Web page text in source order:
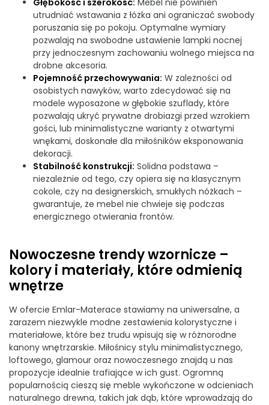
utrudniać wstawania z łóżka ani ograniczać swobody
poruszania się po pokoju. Optymalne wymiary
pozwalają na swobodne ustawienie lampki nocnej
przy jednoczesnym zachowaniu wolnego miejsca na
drobne akcesoria.
Pojemność przechowywania: W zależności od
osobistych nawyków, warto zdecydować się na
modele wyposażone w głębokie szuflady, które
pozwalają ukryć prywatne drobiazgi przed wzrokiem
gości, lub minimalistyczne warianty z otwartymi
wnękami, doskonałe dla miłośników eksponowania
dekoracji.
Stabilność konstrukcji: Solidna podstawa –
niezależnie od tego, czy opiera się na klasycznym
cokole, czy na designerskich, smukłych nóżkach –
gwarantuje, że mebel nie chwieje się podczas
energicznego otwierania frontów.
Nowoczesne trendy wzornicze –
kolory i materiały, które odmienią
wnętrze
W ofercie Emlar-Materace stawiamy na uniwersalne, a
zarazem niezwykle modne zestawienia kolorystyczne i
materiałowe, które bez trudu wpisują się w różnorodne
kanony wnętrzarskie. Miłośnicy stylu minimalistycznego,
loftowego, glamour oraz nowoczesnego znajdą u nas
propozycje idealnie trafiające w ich gust. Ogromną
popularnością cieszą się meble wykończone w odcieniach
naturalnego drewna, takich jak dąb, które wprowadzają do